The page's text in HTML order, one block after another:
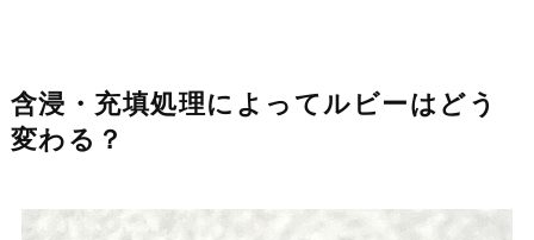
含浸・充填処理によってルビーはどう
変わる？